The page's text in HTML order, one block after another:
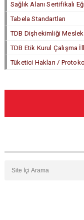
Sağlık Alanı Sertifikalı
Tabela Standartları
TDB Dişhekimliği Meslek
TDB Etik Kurul Çalışma
Tüketici Hakları /